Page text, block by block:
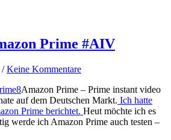
Prime #AIV
/Keine Kommentare
Amazon Prime – Prime instant video
auf dem Deutschen Markt. Ich hatte
Prime berichtet. Heut möchte ich es
werde ich Amazon Prime auch testen –